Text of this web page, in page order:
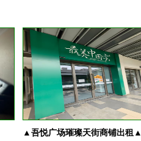
▲吾悦广场璀璨天街商铺出租▲